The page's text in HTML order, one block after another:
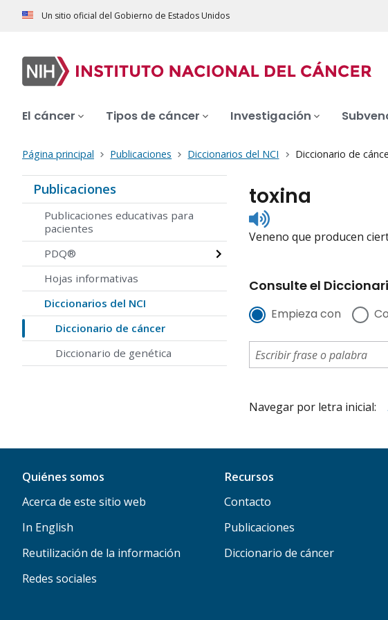
Un sitio oficial del Gobierno de Estados Unidos
El cáncer Tipos de cáncer Investigación
Página principal Publicaciones Diccionarios del NCI Diccionario de
Publicaciones
Publicaciones educativas para
pacientes
PDQ®
Hojas informativas
Diccionarios del NCI
Diccionario de cáncer
Diccionario de genética
toxina
Listen
to
pronunciation
Veneno que producen
Consulte el
Empieza con
Navegar por letra inicial:
Quiénes somos
Acerca de este sitio web
In English
Reutilización de la información
Redes sociales
Recursos
Contacto
Publicaciones
Diccionario de cáncer